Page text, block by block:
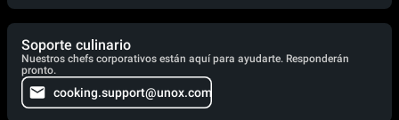
Soporte culinario
Nuestros chefs corporativos están aquí para ayudarte. Responderán
pronto.
cooking.support@unox.com